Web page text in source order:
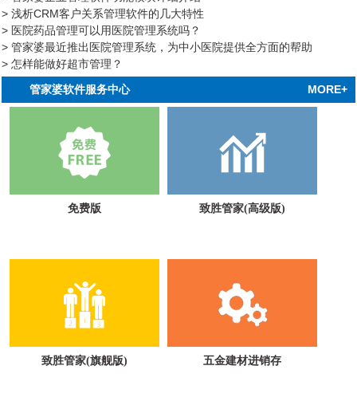
> 浅析CRM客户关系管理软件的几大特性
> 医院药品管理可以用医院管理系统吗？
> 管家婆最近推出医院管理系统，为中小医院提供全方面的帮助
> 怎样能做好超市管理？
管家婆软件服务中心 MORE+
免费版 致胜管家(高级版)
致胜管家(旗舰版) 五金建材进销存